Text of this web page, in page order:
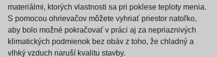
materiálmi, ktorých vlastnosti sa pri poklese teploty menia.
S pomocou ohrievačov môžete vyhriať priestor natoľko,
aby bolo možné pokračovať v práci aj za nepriaznivých
klimatických podmienok bez obáv z toho, že chladný a
vlhký vzduch naruší kvalitu stavby.